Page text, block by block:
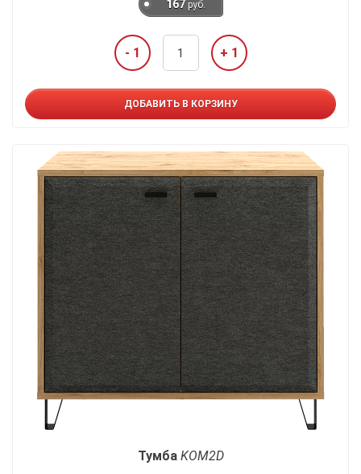
167 руб.
- 1 + 1
ДОБАВИТЬ В КОРЗИНУ
Тумба KOM2D